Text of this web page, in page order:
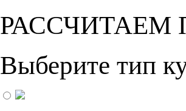
РАССЧИТАЕМ
Выберите тип